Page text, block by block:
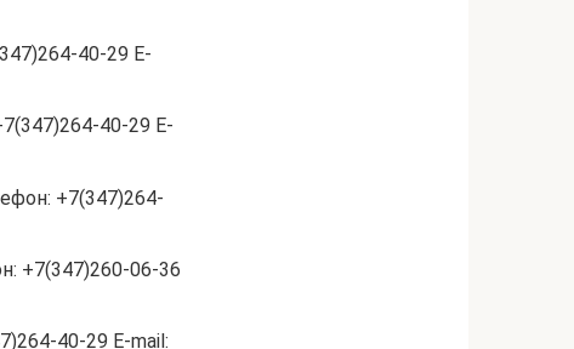
40-29 E-
40-29 E-
+7(347)264-
+7(347)260-06-36
40-29 E-mail: